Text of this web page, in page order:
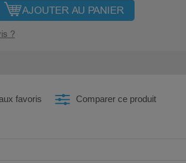
AJOUTER AU PANIER
?
favoris Comparer ce produit